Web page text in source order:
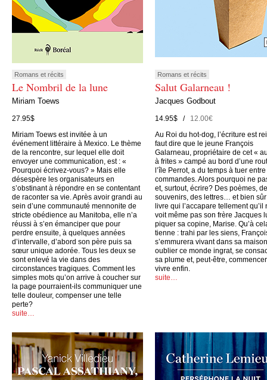
Romans et récits
Le Nombril de la lune
Miriam Toews
27.95$
Miriam Toews est invitée à un
événement littéraire à Mexico. Le thème
de la rencontre, sur lequel elle doit
envoyer une communication, est : «
Pourquoi écrivez-vous? » Mais elle
désespère les organisateurs en
s’obstinant à répondre en se contentant
de raconter sa vie. Après avoir grandi au
sein d’une communauté mennonite de
stricte obédience au Manitoba, elle n’a
réussi à s’en émanciper que pour
perdre ensuite, à quelques années
d’intervalle, d’abord son père puis sa
sœur unique adorée. Tous les deux se
sont enlevé la vie dans des
circonstances tragiques. Comment les
simples mots qu’on arrive à coucher sur
la page pourraient-ils communiquer une
telle douleur, compenser une telle
perte?
suite…
Romans et récits
Salut Galarneau !
Jacques Godbout
14.95$ /12.00€
Au Roi du hot-dog, l’écriture est
faut dire que le jeune François
Galarneau, propriétaire de cet «
à frites » campé au bord d’une
l’île Perrot, a du temps à tuer
commandes. Alors pourquoi ne
et, surtout, écrire? Des poèmes,
souvenirs, des lettres… et bien
livre qui l’accapare tellement qu’il
voit même pas son frère Jacques
piquer sa copine, Marise. Qu’à
tienne : trahi par les siens,
s’emmurera vivant dans sa
oublier ce monde ingrat, se
sa plume et, peut-être,
vivre enfin.
suite…